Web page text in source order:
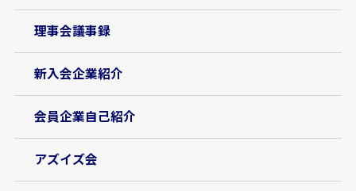
理事会議事録
新入会企業紹介
会員企業自己紹介
アズイズ会